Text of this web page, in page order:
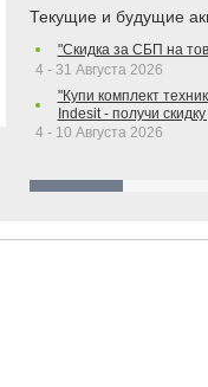
Текущие и будущие
"Скидка за СБП на
4 - 31 Августа 2026
"Купи комплект
Indesit - получи
4 - 10 Августа 2026